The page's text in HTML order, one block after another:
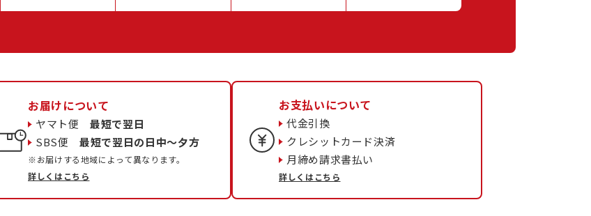
お届けについて
ヤマト便最短で翌日
SBS便最短で翌日の日中〜夕方
※お届けする地域によって異なります。
詳しくはこちら
お支払いについて
代金引換
クレシットカード決済
月締め請求書払い
詳しくはこちら